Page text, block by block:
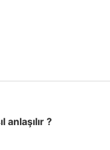
anlaşılır ?